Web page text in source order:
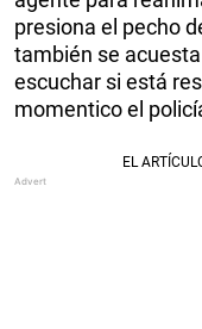
presiona el pecho
también se
escuchar si está
momentico el